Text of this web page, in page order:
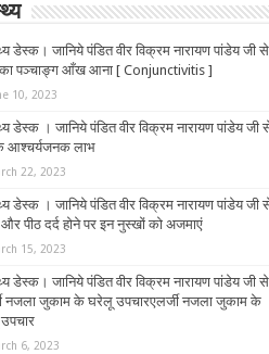
डेस्क। जानिये पंडित वीर विक्रम नारायण पांडेय जी से
पञ्चाङ्ग आँख आना [ Conjunctivitis ]
10, 2023
डेस्क । जानिये पंडित वीर विक्रम नारायण पांडेय जी
आश्चर्यजनक लाभ
22, 2023
डेस्क । जानिये पंडित वीर विक्रम नारायण पांडेय जी
पीठ दर्द होने पर इन नुस्‍खों को अजमाएं
15, 2023
डेस्क। जानिये पंडित वीर विक्रम नारायण पांडेय जी से
नजला जुकाम के घरेलू उपचारएलर्जी नजला जुकाम के
6, 2023